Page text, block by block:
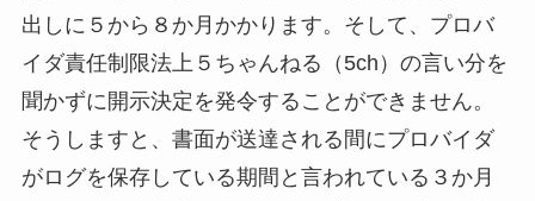
出しに５から８か月かかります。そして、プロバ
イダ責任制限法上５ちゃんねる（5ch）の言い分を
聞かずに開示決定を発令することができません。
そうしますと、書面が送達される間にプロバイダ
がログを保存している期間と言われている３か月